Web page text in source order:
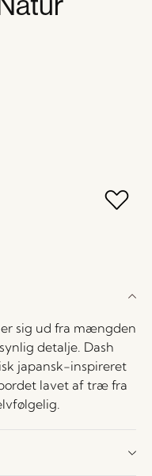
sig ud fra mængden
detalje. Dash
japansk-inspireret
lavet af træ fra